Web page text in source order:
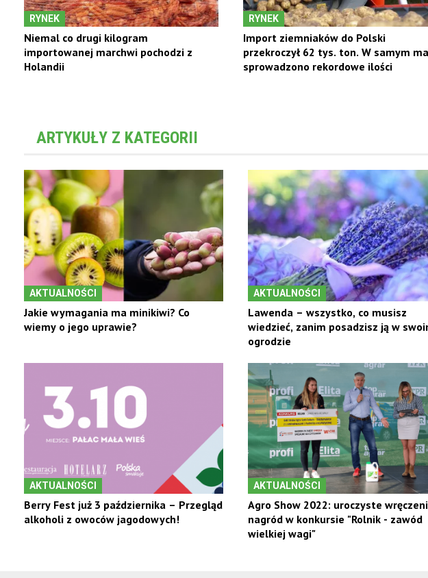
RYNEK
Niemal co drugi kilogram
importowanej marchwi pochodzi z
Holandii
RYNEK
Import ziemniaków do Polski
przekroczył 62 tys. ton. W samym
sprowadzono rekordowe ilości
ARTYKUŁY Z KATEGORII
AKTUALNOŚCI
Jakie wymagania ma minikiwi? Co
wiemy o jego uprawie?
AKTUALNOŚCI
Lawenda – wszystko, co musisz
wiedzieć, zanim posadzisz ją w
ogrodzie
AKTUALNOŚCI
Berry Fest już 3 października – Przegląd
alkoholi z owoców jagodowych!
AKTUALNOŚCI
Agro Show 2022: uroczyste
nagród w konkursie "Rolnik - zawód
wielkiej wagi"